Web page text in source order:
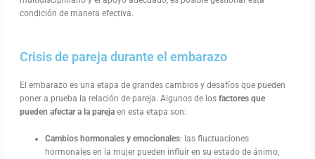
condición de manera efectiva.
Crisis de pareja durante el embarazo
El embarazo es una etapa de grandes cambios y desafíos que pueden
poner a prueba la relación de pareja. Algunos de losfactores que
pueden afectar a la pareja en esta etapa son:
Cambios hormonales y emocionales: las fluctuaciones
hormonales en la mujer pueden influir en su estado de ánimo,